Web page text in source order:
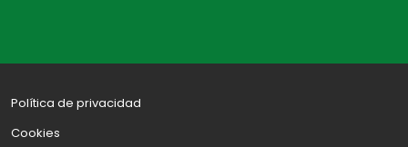
Política de privacidad
Cookies